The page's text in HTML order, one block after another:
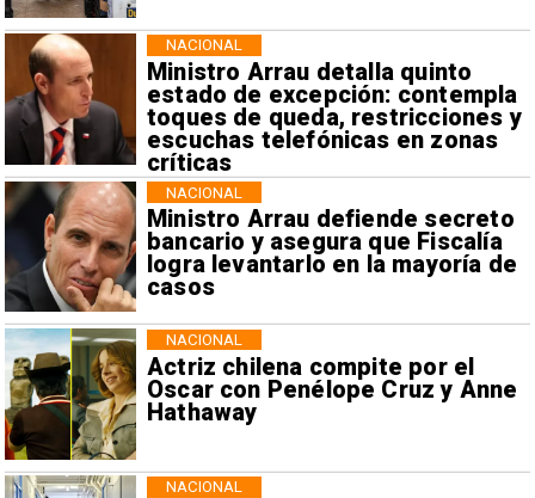
Ministro Arrau detalla quinto
estado de excepción: contempla
toques de queda, restricciones y
escuchas telefónicas en zonas
críticas
NACIONAL
Ministro Arrau defiende secreto
bancario y asegura que Fiscalía
logra levantarlo en la mayoría de
casos
NACIONAL
Actriz chilena compite por el
Oscar con Penélope Cruz y Anne
Hathaway
NACIONAL
NACIONAL